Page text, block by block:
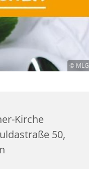
© MLG
Kirche
50,